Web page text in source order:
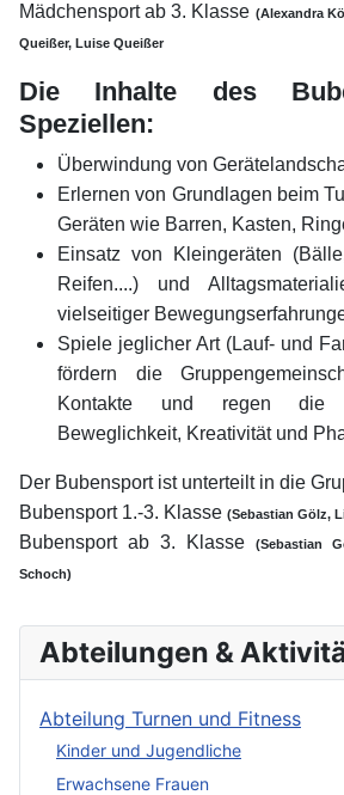
Abteilungen &
Abteilung Turnen und Fitness
Kinder und Jugendliche
Erwachsene Frauen
Mädchensport ab 3. Klasse (Alexandra
Queißer, Luise Queißer
Die Inhalte des
Speziellen:
Überwindung von
Erlernen von Grundlagen beim
Geräten wie Barren, Kasten,
Einsatz von Kleingeräten
Reifen....) und
vielseitiger
Spiele jeglicher Art (Lauf- und
fördern die
Kontakte und regen die
Beweglichkeit, Kreativität und
Der Bubensport ist unterteilt in die
Bubensport 1.-3. Klasse (Sebastian Gölz,
Bubensport ab 3. Klasse (Sebastian
Schoch)